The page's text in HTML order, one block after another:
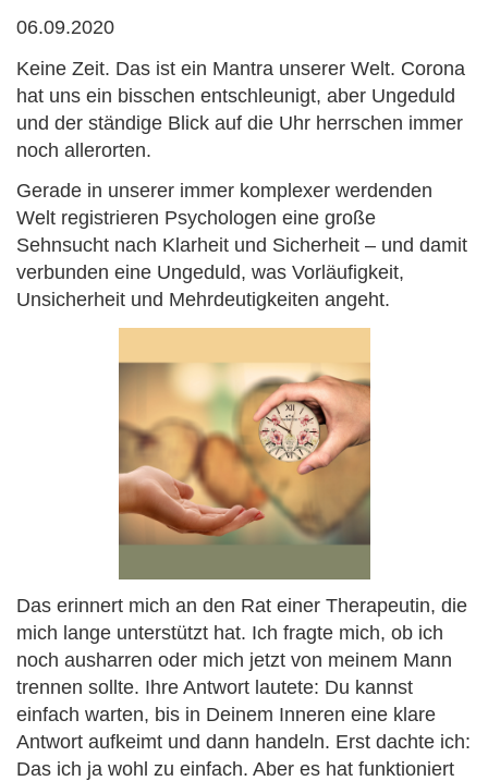
06.09.2020
Keine Zeit. Das ist ein Mantra unserer Welt. Corona
hat uns ein bisschen entschleunigt, aber Ungeduld
und der ständige Blick auf die Uhr herrschen immer
noch allerorten.
Gerade in unserer immer komplexer werdenden
Welt registrieren Psychologen eine große
Sehnsucht nach Klarheit und Sicherheit – und damit
verbunden eine Ungeduld, was Vorläufigkeit,
Unsicherheit und Mehrdeutigkeiten angeht.
Das erinnert mich an den Rat einer Therapeutin, die
mich lange unterstützt hat. Ich fragte mich, ob ich
noch ausharren oder mich jetzt von meinem Mann
trennen sollte. Ihre Antwort lautete: Du kannst
einfach warten, bis in Deinem Inneren eine klare
Antwort aufkeimt und dann handeln. Erst dachte ich:
Das ich ja wohl zu einfach. Aber es hat funktioniert